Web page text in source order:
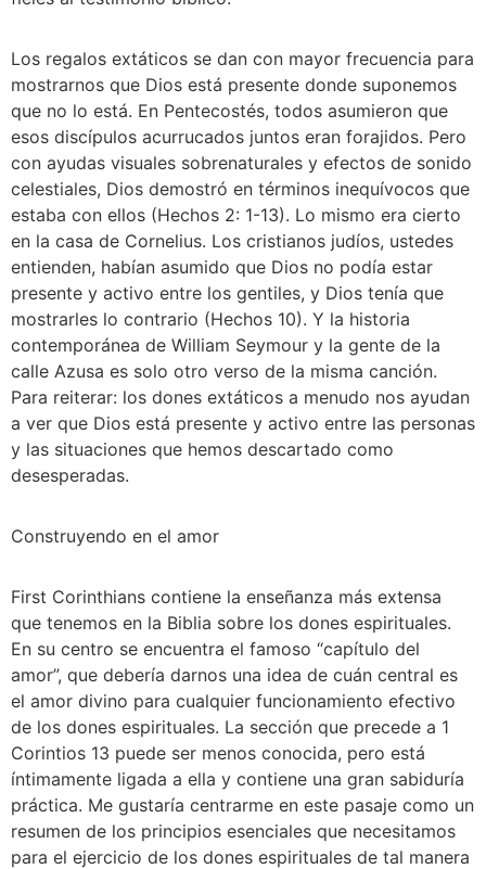
Los regalos extáticos se dan con mayor frecuencia para
mostrarnos que Dios está presente donde suponemos
que no lo está. En Pentecostés, todos asumieron que
esos discípulos acurrucados juntos eran forajidos. Pero
con ayudas visuales sobrenaturales y efectos de sonido
celestiales, Dios demostró en términos inequívocos que
estaba con ellos (Hechos 2: 1-13). Lo mismo era cierto
en la casa de Cornelius. Los cristianos judíos, ustedes
entienden, habían asumido que Dios no podía estar
presente y activo entre los gentiles, y Dios tenía que
mostrarles lo contrario (Hechos 10). Y la historia
contemporánea de William Seymour y la gente de la
calle Azusa es solo otro verso de la misma canción.
Para reiterar: los dones extáticos a menudo nos ayudan
a ver que Dios está presente y activo entre las personas
y las situaciones que hemos descartado como
desesperadas.
Construyendo en el amor
First Corinthians contiene la enseñanza más extensa
que tenemos en la Biblia sobre los dones espirituales.
En su centro se encuentra el famoso “capítulo del
amor”, que debería darnos una idea de cuán central es
el amor divino para cualquier funcionamiento efectivo
de los dones espirituales. La sección que precede a 1
Corintios 13 puede ser menos conocida, pero está
íntimamente ligada a ella y contiene una gran sabiduría
práctica. Me gustaría centrarme en este pasaje como un
resumen de los principios esenciales que necesitamos
para el ejercicio de los dones espirituales de tal manera